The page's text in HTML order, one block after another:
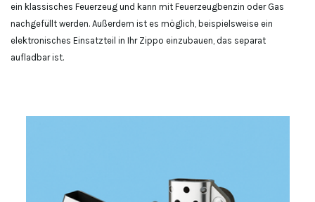
ein klassisches Feuerzeug und kann mit Feuerzeugbenzin oder Gas
nachgefüllt werden. Außerdem ist es möglich, beispielsweise ein
elektronisches Einsatzteil in Ihr Zippo einzubauen, das separat
aufladbar ist.